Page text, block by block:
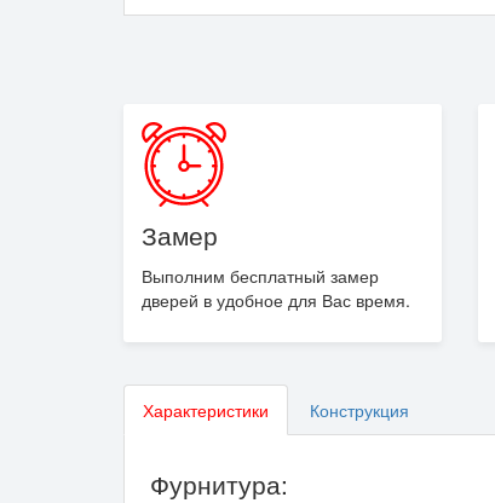
Замер
Выполним бесплатный замер
дверей в удобное для Вас время.
Характеристики Конструкция
Фурнитура: